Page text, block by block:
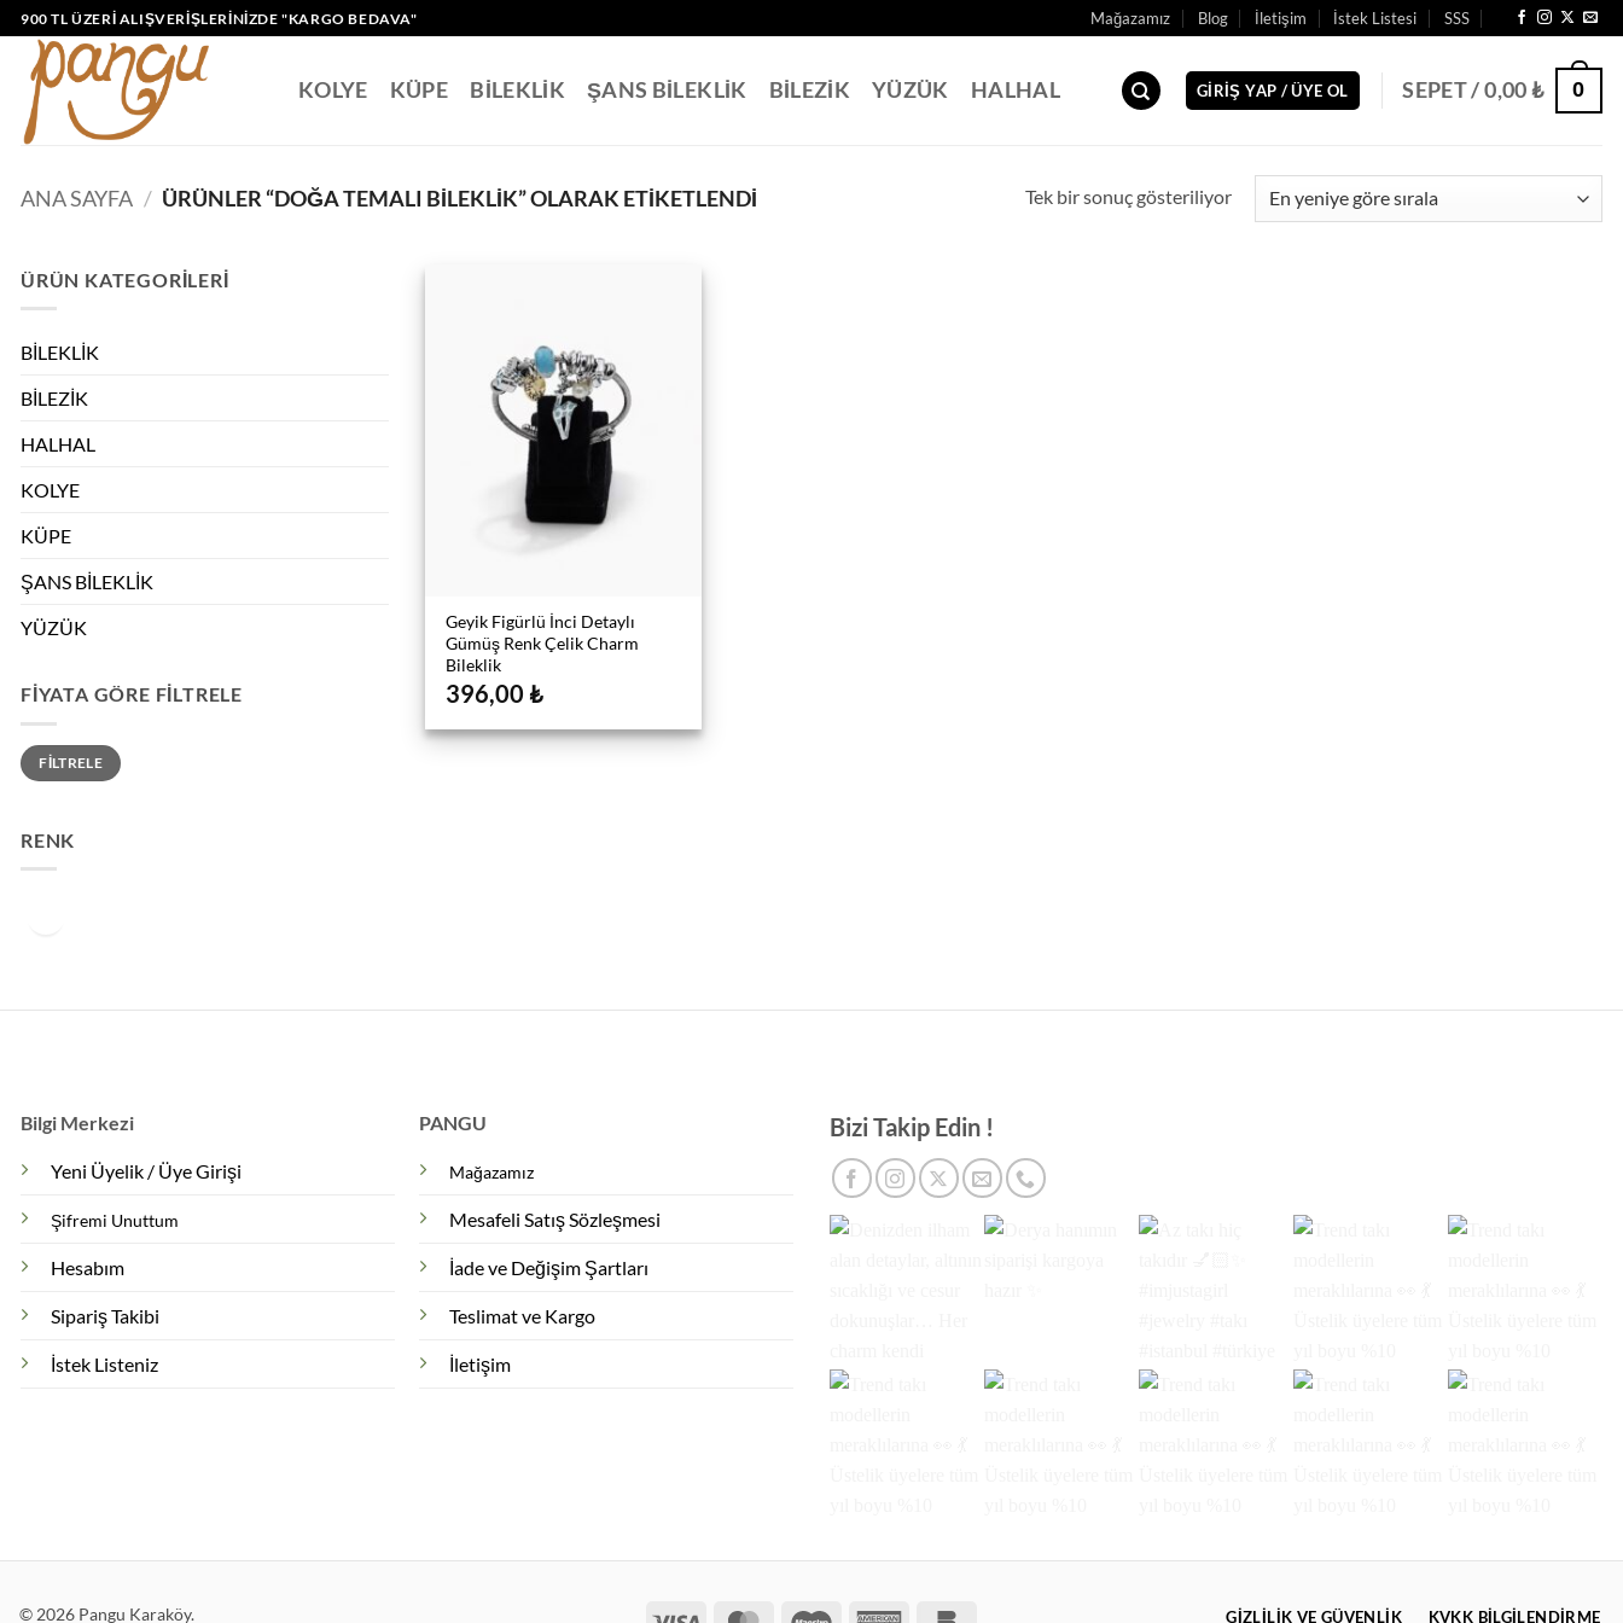
İçeriğe
atla
900 TL ÜZERI ALIŞVERIŞLERINIZDE "KARGO BEDAVA" Mağazamız Blog İletişim İstek Listesi SSS
KOLYE KÜPE BİLEKLİK ŞANS BİLEKLİK BİLEZİK YÜZÜK HALHAL GIRIŞ YAP / ÜYE OL SEPET /0,00₺ 0
ANA SAYFA / ÜRÜNLER “DOĞA TEMALI BILEKLIK” OLARAK ETIKETLENDI Tek bir sonuç gösteriliyor
ÜRÜN KATEGORILERI
BİLEKLİK
BİLEZİK
HALHAL
KOLYE
KÜPE
ŞANS BİLEKLİK
YÜZÜK
FIYATA GÖRE FILTRELE
En
düşük
fiyat
En
yüksek
fiyat
FILTRELE
RENK
Geyik Figürlü İnci Detaylı
Gümüş Renk Çelik Charm
Bileklik
396,00 ₺
Bilgi Merkezi
Yeni Üyelik / Üye Girişi
Şifremi Unuttum
Hesabım
Sipariş Takibi
İstek Listeniz
PANGU
Mağazamız
Mesafeli Satış Sözleşmesi
İade ve Değişim Şartları
Teslimat ve Kargo
İletişim
Bizi Takip Edin !
© 2026 Pangu Karaköy. Visa MasterCardMaestroAmerican GIZLILIK VE GÜVENLIK KVKK BİLGİLENDİRME